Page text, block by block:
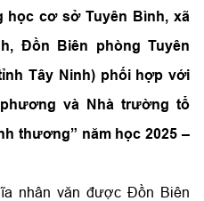
học cơ sở Tuyên Bình, xã
Đồn Biên phòng Tuyên
Tây Ninh) phối hợp với
và Nhà trường tổ
thương” năm học 2025 –
nhân văn được Đồn Biên